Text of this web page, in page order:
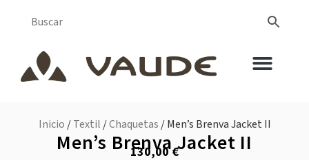
Inicio /Textil /Chaquetas / Men’s Brenva Jacket II
Men’s Brenva Jacket II
130,00€